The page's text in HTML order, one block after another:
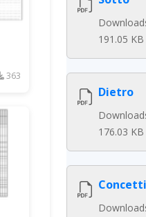
363
191.05 KB
Dietro
176.03 KB